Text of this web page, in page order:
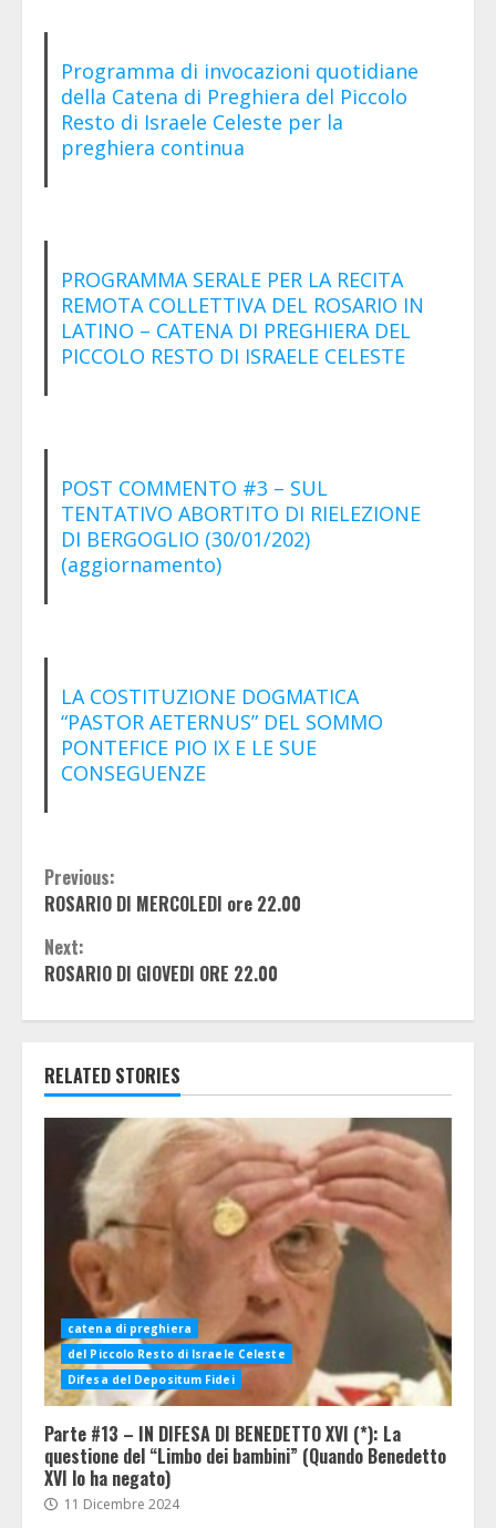
Programma di invocazioni quotidiane
della Catena di Preghiera del Piccolo
Resto di Israele Celeste per la
preghiera continua
PROGRAMMA SERALE PER LA RECITA
REMOTA COLLETTIVA DEL ROSARIO IN
LATINO – CATENA DI PREGHIERA DEL
PICCOLO RESTO DI ISRAELE CELESTE
POST COMMENTO #3 – SUL
TENTATIVO ABORTITO DI RIELEZIONE
DI BERGOGLIO (30/01/202)
(aggiornamento)
LA COSTITUZIONE DOGMATICA
“PASTOR AETERNUS” DEL SOMMO
PONTEFICE PIO IX E LE SUE
CONSEGUENZE
Continue
Reading
Previous:
ROSARIO DI MERCOLEDI ore 22.00
Next:
ROSARIO DI GIOVEDI ORE 22.00
RELATED STORIES
catena di preghiera
del Piccolo Resto di Israele Celeste
Difesa del Depositum Fidei
Parte #13 – IN DIFESA DI BENEDETTO XVI (*): La
questione del “Limbo dei bambini” (Quando Benedetto
XVI lo ha negato)
11 Dicembre 2024